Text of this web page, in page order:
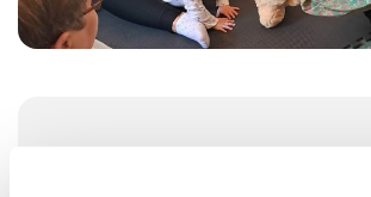
Torsdag 22. oktober 2026, kl.